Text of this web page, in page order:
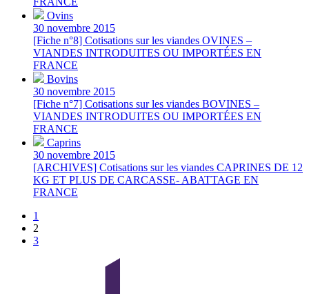
Ovins
30 novembre 2015
[Fiche n°8] Cotisations sur les viandes OVINES –
VIANDES INTRODUITES OU IMPORTÉES EN
FRANCE
Bovins
30 novembre 2015
[Fiche n°7] Cotisations sur les viandes BOVINES –
VIANDES INTRODUITES OU IMPORTÉES EN
FRANCE
Caprins
30 novembre 2015
[ARCHIVES] Cotisations sur les viandes CAPRINES DE 12
KG ET PLUS DE CARCASSE- ABATTAGE EN
FRANCE
1
2
3